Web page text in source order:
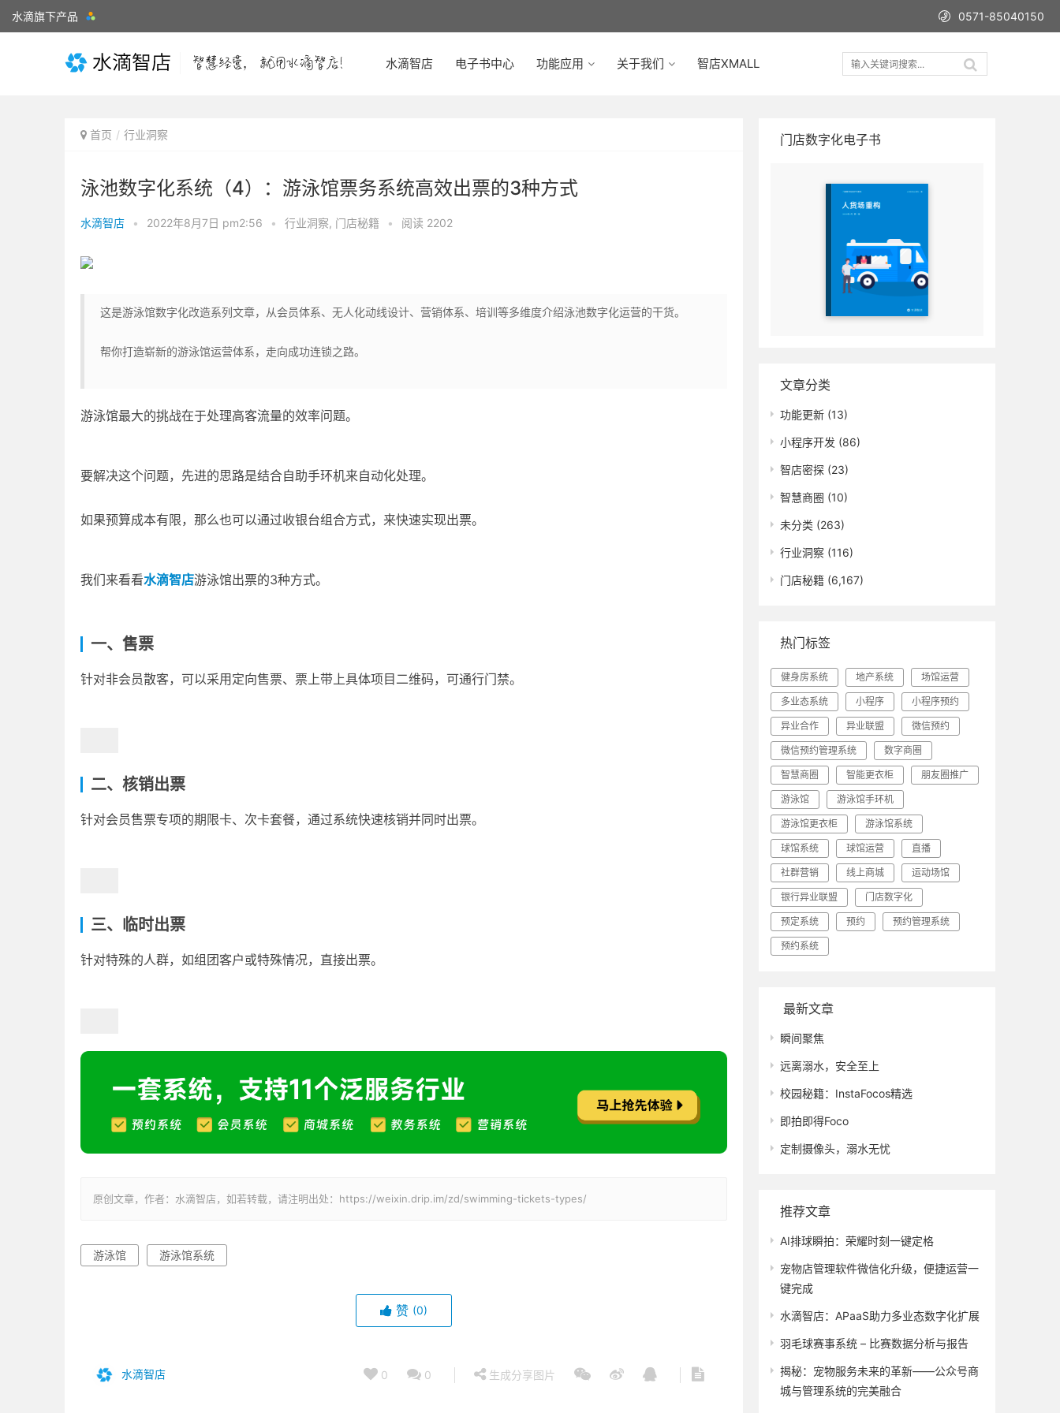
水滴旗下产品 0571-85040150
水滴智店 电子书中心 功能应用 关于我们 智店XMALL
首页 行业洞察
泳池数字化系统（4）：游泳馆票务系统高效出票的3种方式
水滴智店 • 2022年8月7日 pm2:56 • 行业洞察, 门店秘籍 • 阅读 2202
这是游泳馆数字化改造系列文章，从会员体系、无人化动线设计、营销体系、培训等多维度介绍泳池数字化运营的干货。
帮你打造崭新的游泳馆运营体系，走向成功连锁之路。
游泳馆最大的挑战在于处理高客流量的效率问题。
要解决这个问题，先进的思路是结合自助手环机来自动化处理。
如果预算成本有限，那么也可以通过收银台组合方式，来快速实现出票。
我们来看看水滴智店游泳馆出票的3种方式。
一、售票
针对非会员散客，可以采用定向售票、票上带上具体项目二维码，可通行门禁。
二、核销出票
针对会员售票专项的期限卡、次卡套餐，通过系统快速核销并同时出票。
三、临时出票
针对特殊的人群，如组团客户或特殊情况，直接出票。
原创文章，作者：水滴智店，如若转载，请注明出处：https://weixin.drip.im/zd/swimming-tickets-types/
游泳馆 游泳馆系统
赞 (0)
水滴智店 0 0 生成分享图片
门店数字化电子书
文章分类
功能更新 (13)
小程序开发 (86)
智店密探 (23)
智慧商圈 (10)
未分类 (263)
行业洞察 (116)
门店秘籍 (6,167)
热门标签
健身房系统 地产系统 场馆运营
多业态系统 小程序 小程序预约
异业合作 异业联盟 微信预约
微信预约管理系统 数字商圈
智慧商圈 智能更衣柜 朋友圈推广
游泳馆 游泳馆手环机
游泳馆更衣柜 游泳馆系统
球馆系统 球馆运营 直播
社群营销 线上商城 运动场馆
银行异业联盟 门店数字化
预定系统 预约 预约管理系统
预约系统
最新文章
瞬间聚焦
远离溺水，安全至上
校园秘籍：InstaFocos精选
即拍即得Foco
定制摄像头，溺水无忧
推荐文章
AI排球瞬拍：荣耀时刻一键定格
宠物店管理软件微信化升级，便捷运营一
键完成
水滴智店：APaaS助力多业态数字化扩展
羽毛球赛事系统 – 比赛数据分析与报告
揭秘：宠物服务未来的革新——公众号商
城与管理系统的完美融合